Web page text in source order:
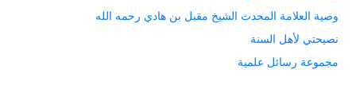
وصية العلامة المحدث الشيخ مقبل بن هادي رحمه الله
نصيحتي لأهل السنة
مجموعة رسائل علمية